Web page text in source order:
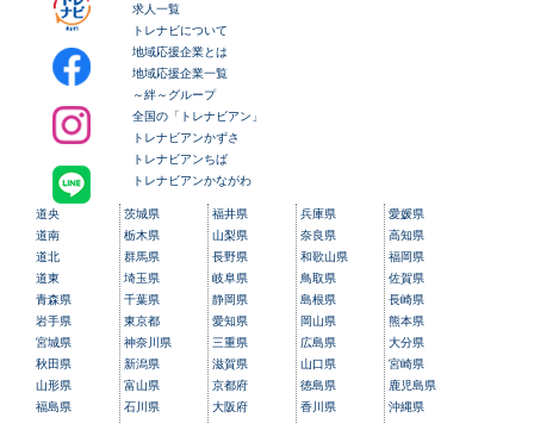
求人一覧
トレナビについて
地域応援企業とは
地域応援企業一覧
～絆～グループ
全国の「トレナビアン」
トレナビアンかずさ
トレナビアンちば
トレナビアンかながわ
道央
道南
道北
道東
青森県
岩手県
宮城県
秋田県
山形県
福島県
茨城県
栃木県
群馬県
埼玉県
千葉県
東京都
神奈川県
新潟県
富山県
石川県
福井県
山梨県
長野県
岐阜県
静岡県
愛知県
三重県
滋賀県
京都府
大阪府
兵庫県
奈良県
和歌山県
鳥取県
島根県
岡山県
広島県
山口県
徳島県
香川県
愛媛県
高知県
福岡県
佐賀県
長崎県
熊本県
大分県
宮崎県
鹿児島県
沖縄県